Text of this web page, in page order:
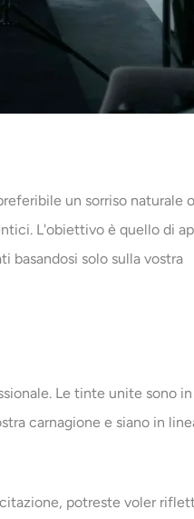
un sorriso naturale
L'obiettivo è quello di
basandosi solo sulla vostra
Le tinte unite sono
carnagione e siano in
potreste voler